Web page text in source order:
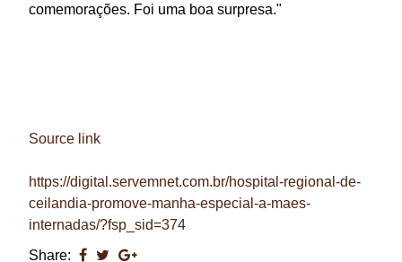
comemorações. Foi uma boa surpresa."
Source link
https://digital.servemnet.com.br/hospital-regional-de-
ceilandia-promove-manha-especial-a-maes-
internadas/?fsp_sid=374
Share: